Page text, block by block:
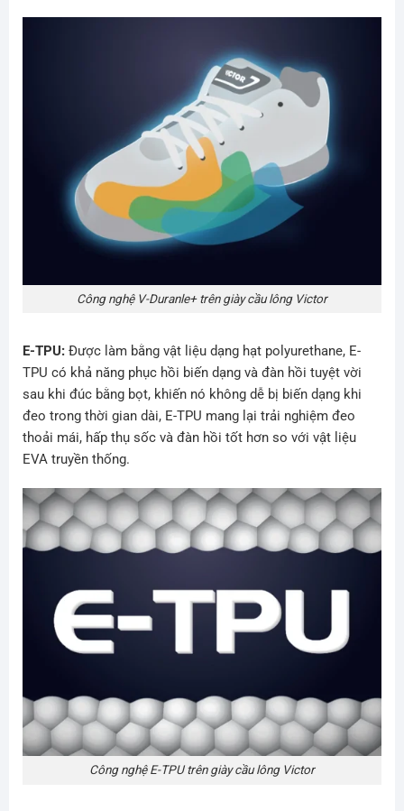
Công nghệ V-Duranle+ trên giày cầu lông Victor
E-TPU:Được làm bằng vật liệu dạng hạt polyurethane, E-
TPU có khả năng phục hồi biến dạng và đàn hồi tuyệt vời
sau khi đúc bằng bọt, khiến nó không dễ bị biến dạng khi
đeo trong thời gian dài, E-TPU mang lại trải nghiệm đeo
thoải mái, hấp thụ sốc và đàn hồi tốt hơn so với vật liệu
EVA truyền thống.
Công nghệ E-TPU trên giày cầu lông Victor